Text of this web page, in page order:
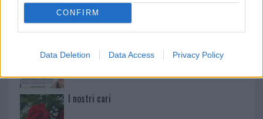
CONFIRM
Data Deletion Data Access Privacy Policy
Martina Agostina Diturco
I nostri cari